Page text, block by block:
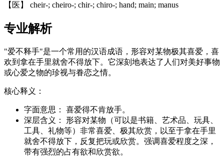
【医】 cheir-; cheiro-; chir-; chiro-; hand; main; manus
专业解析
"爱不释手"是一个常用的汉语成语，形容对某物极其喜爱，喜
欢到拿在手里就舍不得放下。它深刻地表达了人们对美好事物
或心爱之物的珍视与眷恋之情。
核心释义：
字面意思： 喜爱得不肯放手。
深层含义： 形容对某物（可以是书籍、艺术品、玩具、
工具、礼物等）非常喜爱、极其欣赏，以至于拿在手里
就舍不得放下，反复把玩或欣赏。强调喜爱程度之深，
带有强烈的占有欲和欣赏欲。